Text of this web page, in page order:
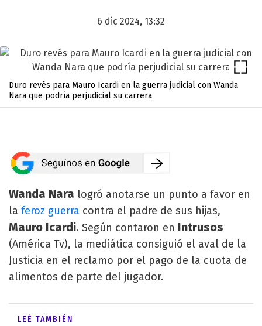
6 dic 2024, 13:32
Duro revés para Mauro Icardi en la guerra judicial con Wanda
Nara que podría perjudicial su carrera
Wanda Nara logró anotarse un punto a favor en
la feroz guerra contra el padre de sus hijas,
Mauro Icardi. Según contaron en Intrusos
(América Tv), la mediática consiguió el aval de la
Justicia en el reclamo por el pago de la cuota de
alimentos de parte del jugador.
LEÉ TAMBIÉN